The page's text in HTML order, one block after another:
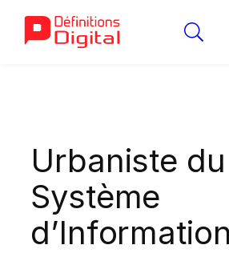
Urbaniste du
Système
d’Information